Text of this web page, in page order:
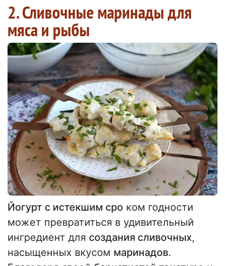
2. Сливочные маринады для
мяса и рыбы
Йогурт с истекшим сро ком годности
может превратиться в удивительный
ингредиент для создания сливочных,
насыщенных вкусом маринадов.